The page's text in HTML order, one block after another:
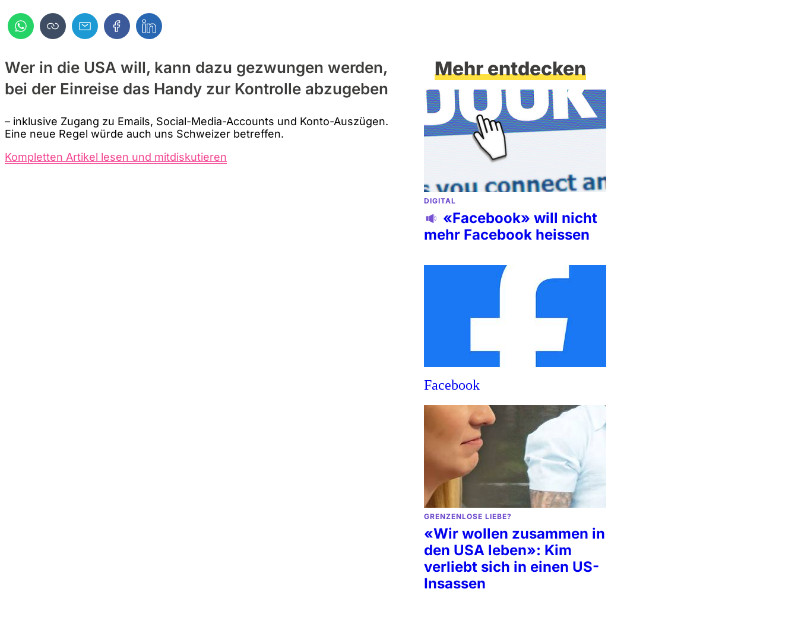
Wer in die USA will, kann dazu gezwungen werden,
bei der Einreise das Handy zur Kontrolle abzugeben
– inklusive Zugang zu Emails, Social-Media-Accounts und Konto-Auszügen.
Eine neue Regel würde auch uns Schweizer betreffen.
Kompletten Artikel lesen und mitdiskutieren
Mehr entdecken
DIGITAL
«Facebook» will nicht
mehr Facebook heissen
Facebook
GRENZENLOSE LIEBE?
«Wir wollen zusammen in
den USA leben»: Kim
verliebt sich in einen US-
Insassen